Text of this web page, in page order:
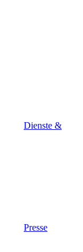
Dienste &
Presse